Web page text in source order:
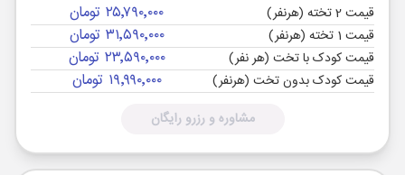
قیمت 2 تخته (هرنفر) ۲۵٬۷۹۰٬۰۰۰ تومان
قیمت 1 تخته (هرنفر) ۳۱٬۵۹۰٬۰۰۰ تومان
قیمت کودک با تخت (هر نفر) ۲۳٬۵۹۰٬۰۰۰ تومان
قیمت کودک بدون تخت (هرنفر) ۱۹٬۹۹۰٬۰۰۰ تومان
مشاوره و رزرو رایگان